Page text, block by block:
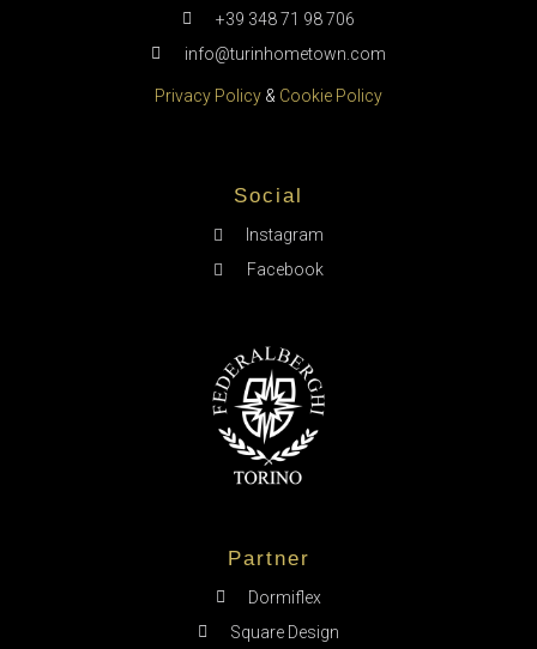
+39 348 71 98 706
info@turinhometown.com
Privacy Policy & Cookie Policy
Social
Instagram
Facebook
Partner
Dormiflex
Square Design